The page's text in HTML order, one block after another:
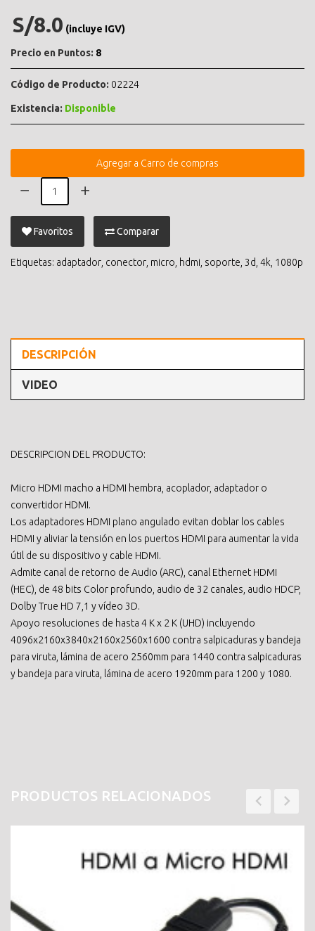
S/8.0 (incluye IGV)
Precio en Puntos: 8
Código de Producto: 02224
Existencia: Disponible
Agregar a Carro de compras
Favoritos Comparar
Etiquetas: adaptador conector micro hdmi soporte 3d 4k 1080p
DESCRIPCIÓN
VIDEO
DESCRIPCION DEL PRODUCTO:
Micro HDMI macho a HDMI hembra, acoplador, adaptador o
convertidor HDMI.
Los adaptadores HDMI plano angulado evitan doblar los cables
HDMI y aliviar la tensión en los puertos HDMI para aumentar la vida
útil de su dispositivo y cable HDMI.
Admite canal de retorno de Audio (ARC), canal Ethernet HDMI
(HEC), de 48 bits Color profundo, audio de 32 canales, audio HDCP,
Dolby True HD 7,1 y vídeo 3D.
Apoyo resoluciones de hasta 4 K x 2 K (UHD) incluyendo
4096x2160x3840x2160x2560x1600 contra salpicaduras y bandeja
para viruta, lámina de acero 2560mm para 1440 contra salpicaduras
y bandeja para viruta, lámina de acero 1920mm para 1200 y 1080.
PRODUCTOS RELACIONADOS